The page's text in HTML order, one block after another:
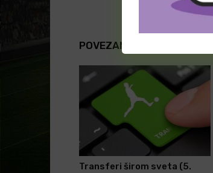
POVEZANI ČLANCI
Transferi širom sveta (5.